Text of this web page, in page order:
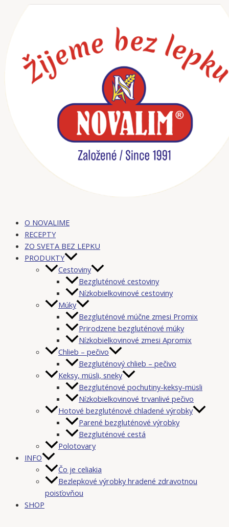
Preskočiť
O NOVALIME
RECEPTY
ZO SVETA BEZ LEPKU
PRODUKTY
Cestoviny
Bezgluténové cestoviny
Nízkobielkovinové cestoviny
Múky
Bezgluténové múčne zmesi Promix
Prirodzene bezgluténové múky
Nízkobielkovinové zmesi Apromix
Chlieb – pečivo
Bezgluténový chlieb – pečivo
Keksy, müsli, sneky
Bezgluténové pochutiny-keksy-müsli
Nízkobielkovinové trvanlivé pečivo
Hotové bezgluténové chladené výrobky
Parené bezgluténové výrobky
Bezgluténové cestá
Polotovary
INFO
Čo je celiakia
Bezlepkové výrobky hradené zdravotnou
poisťovňou
SHOP